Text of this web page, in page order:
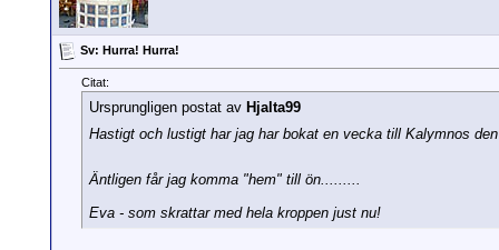
Sv: Hurra! Hurra!
Citat:
Ursprungligen postat av Hjalta99
Hastigt och lustigt har jag har bokat en vecka till Kalymnos
Äntligen får jag komma "hem" till ön.........
Eva - som skrattar med hela kroppen just nu!